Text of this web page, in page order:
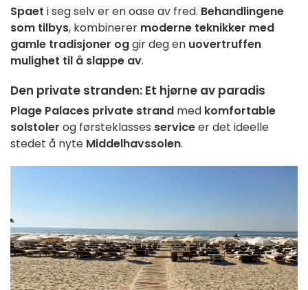
Spaet i seg selv er en oase av fred. Behandlingene
som tilbys, kombinerer moderne teknikker med
gamle tradisjoner oggir deg en uovertruffen
mulighet til å slappe av.
Den private stranden: Et hjørne av paradis
Plage Palaces private strand med komfortable
solstoler og førsteklasses serviceer det ideelle
stedet å nyte Middelhavssolen.